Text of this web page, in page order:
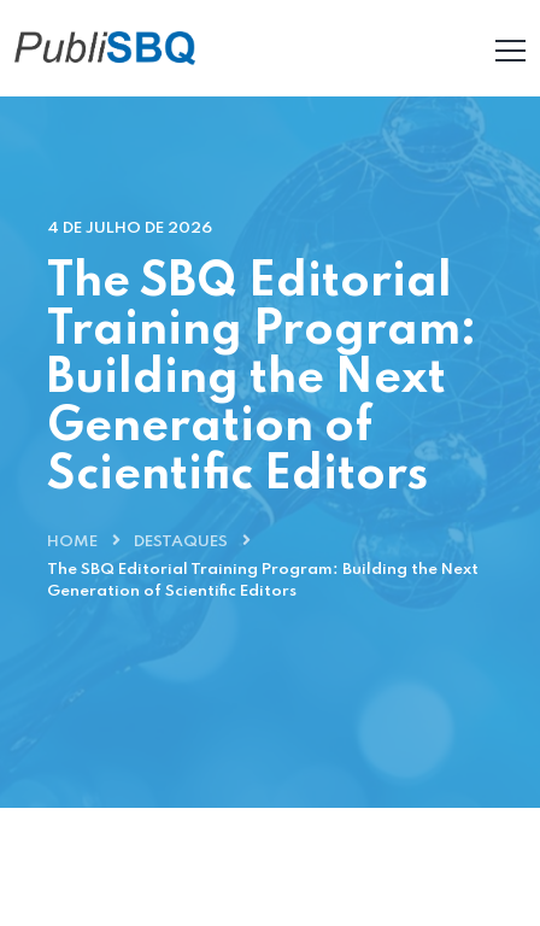
4 DE JULHO DE 2026
The SBQ Editorial
Training Program:
Building the Next
Generation of
Scientific Editors
HOME
DESTAQUES
The SBQ Editorial Training Program: Building the Next
Generation of Scientific Editors